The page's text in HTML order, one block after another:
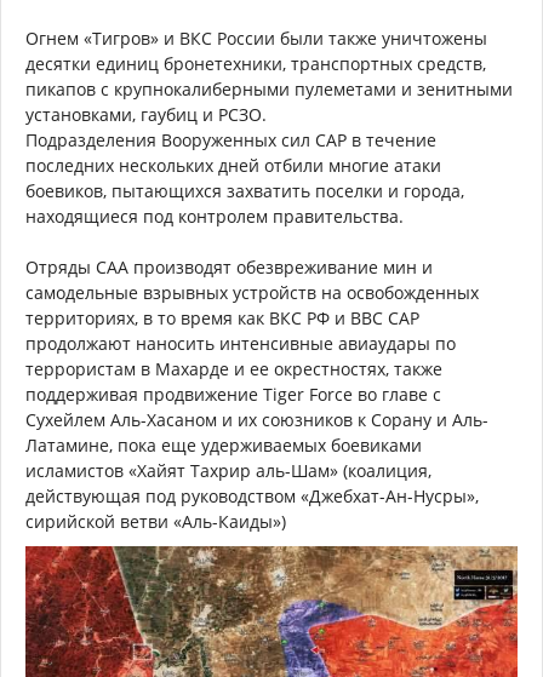
Огнем «Тигров» и ВКС России были также уничтожены
десятки единиц бронетехники, транспортных средств,
пикапов с крупнокалиберными пулеметами и зенитными
установками, гаубиц и РСЗО.
Подразделения Вооруженных сил САР в течение
последних нескольких дней отбили многие атаки
боевиков, пытающихся захватить поселки и города,
находящиеся под контролем правительства.
Отряды САА производят обезвреживание мин и
самодельные взрывных устройств на освобожденных
территориях, в то время как ВКС РФ и ВВС САР
продолжают наносить интенсивные авиаудары по
террористам в Махарде и ее окрестностях, также
поддерживая продвижение Tiger Force во главе с
Сухейлем Аль-Хасаном и их союзников к Сорану и Аль-
Латамине, пока еще удерживаемых боевиками
исламистов «Хайят Тахрир аль-Шам» (коалиция,
действующая под руководством «Джебхат-Ан-Нусры»,
сирийской ветви «Аль-Каиды»)